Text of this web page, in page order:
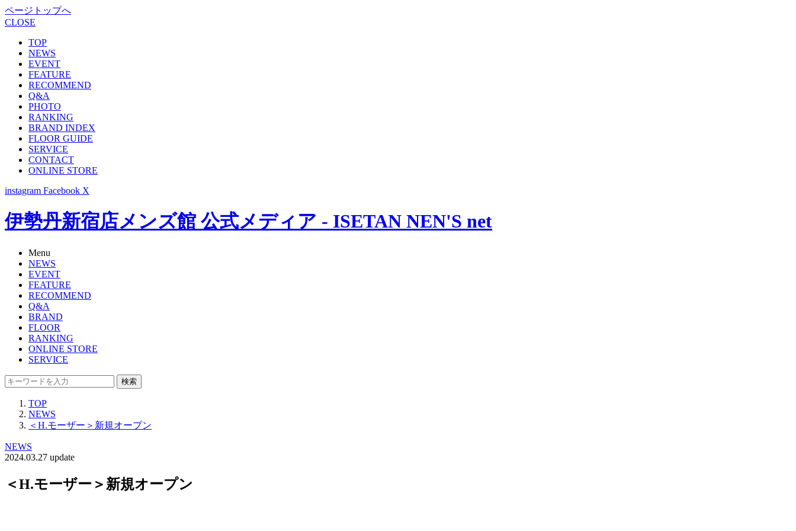
ページトップへ
CLOSE
TOP
NEWS
EVENT
FEATURE
RECOMMEND
Q&A
PHOTO
RANKING
BRAND INDEX
FLOOR GUIDE
SERVICE
CONTACT
ONLINE STORE
instagram Facebook X
伊勢丹新宿店メンズ館 公式メディア - ISETAN NEN'S net
Menu
NEWS
EVENT
FEATURE
RECOMMEND
Q&A
BRAND
FLOOR
RANKING
ONLINE STORE
SERVICE
検索
TOP
NEWS
＜H.モーザー＞新規オープン
NEWS
2024.03.27 update
＜H.モーザー＞新規オープン